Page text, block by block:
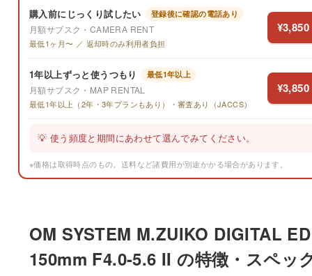
購入前にじっくり試したい 登録後に確認の電話あり
月額サブスク・CAMERA RENT
最低1ヶ月〜 ／ 返却時のみ利用者負担
¥3,850
1年以上ずっと使うつもり 最低1年以上
月額サブスク・MAP RENTAL
最低1年以上（2年・3年プランもあり）・審査あり（JACCS）
¥3,850
💡 使う頻度と期間にあわせて選んでみてください。
※価格は取得時点のもの。送料など諸費用が別途かかる場合があります。
OM SYSTEM M.ZUIKO DIGITAL
150mm F4.0-5.6 II の特徴・スペッ